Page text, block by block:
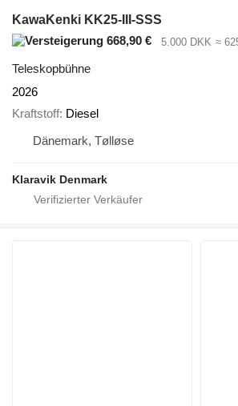
KawaKenki KK25-III-SSS
668,90 €
5.000 DKK ≈
Teleskopbühne
2026
Kraftstoff Diesel
Dänemark, Tølløse
Klaravik Denmark